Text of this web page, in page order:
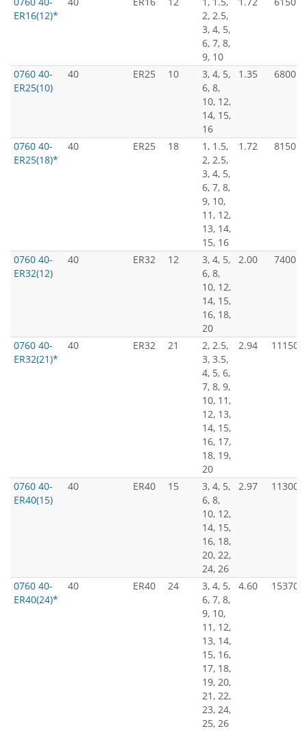
ER16(12)*
2, 2.5,
3, 4, 5,
6, 7, 8,
9, 10
0760 40-
ER25(10)
40 ER25 10
3, 4, 5,
6, 8,
10, 12,
14, 15,
16
1.35 6800
0760 40-
ER25(18)*
40 ER25 18
1, 1.5,
2, 2.5,
3, 4, 5,
6, 7, 8,
9, 10,
11, 12,
13, 14,
15, 16
1.72 8150
0760 40-
ER32(12)
40 ER32 12
3, 4, 5,
6, 8,
10, 12,
14, 15,
16, 18,
20
2.00 7400
0760 40-
ER32(21)*
40 ER32 21
2, 2.5,
3, 3.5,
4, 5, 6,
7, 8, 9,
10, 11,
12, 13,
14, 15,
16, 17,
18, 19,
20
2.94 11150
0760 40-
ER40(15)
40 ER40 15
3, 4, 5,
6, 8,
10, 12,
14, 15,
16, 18,
20, 22,
24, 26
2.97 11300
0760 40-
ER40(24)*
40 ER40 24
3, 4, 5,
6, 7, 8,
9, 10,
11, 12,
13, 14,
15, 16,
17, 18,
19, 20,
21, 22,
23, 24,
25, 26
4.60 15370